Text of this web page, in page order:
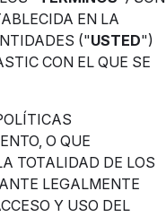
EN LA
("USTED")
CON EL QUE SE
O QUE
TOTALIDAD DE LOS
LEGALMENTE
Y USO DEL